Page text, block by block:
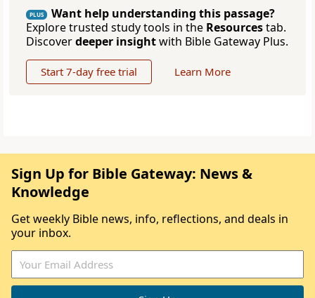
PLUS
Want help understanding this passage?
Explore trusted study tools in the Resourcestab.
Discoverdeeper insightwith Bible Gateway Plus.
Start 7-day free trial Learn More
Sign Up for Bible Gateway: News &
Knowledge
Get weekly Bible news, info, reflections, and deals in
your inbox.